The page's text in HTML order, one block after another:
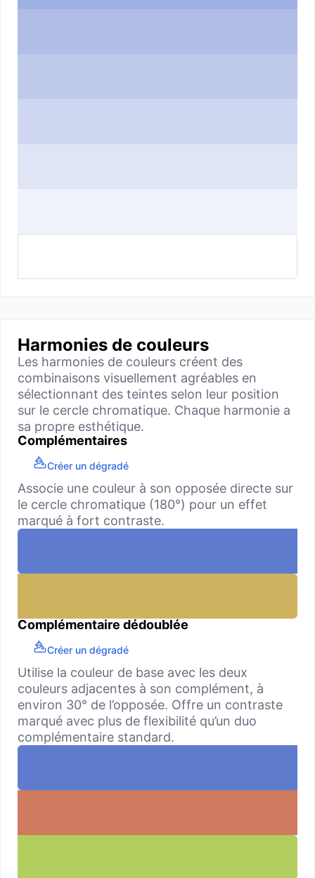
Harmonies de couleurs
Les harmonies de couleurs créent des
combinaisons visuellement agréables en
sélectionnant des teintes selon leur position
sur le cercle chromatique. Chaque harmonie a
sa propre esthétique.
Complémentaires
Créer un dégradé
Associe une couleur à son opposée directe sur
le cercle chromatique (180°) pour un effet
marqué à fort contraste.
Complémentaire dédoublée
Créer un dégradé
Utilise la couleur de base avec les deux
couleurs adjacentes à son complément, à
environ 30° de l’opposée. Offre un contraste
marqué avec plus de flexibilité qu’un duo
complémentaire standard.